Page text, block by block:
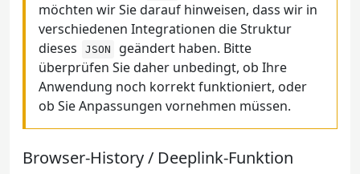
möchten wir Sie darauf hinweisen, dass wir in
verschiedenen Integrationen die Struktur
dieses
JSON
geändert haben. Bitte
überprüfen Sie daher unbedingt, ob Ihre
Anwendung noch korrekt funktioniert, oder
ob Sie Anpassungen vornehmen müssen.
Browser-History / Deeplink-Funktion